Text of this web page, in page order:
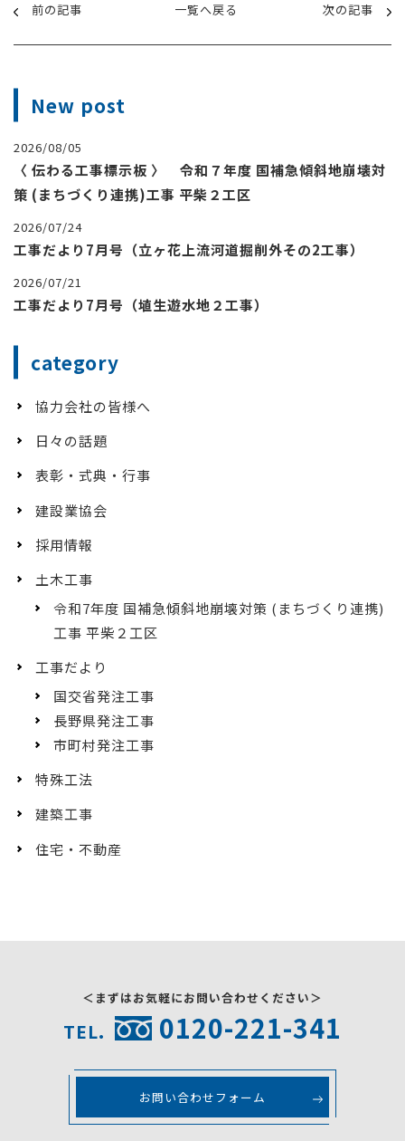
前の記事 一覧へ戻る 次の記事
New post
2026/08/05
〈 伝わる工事標示板 〉 令和７年度 国補急傾斜地崩壊対
策 (まちづくり連携)工事 平柴２工区
2026/07/24
工事だより7月号（立ヶ花上流河道掘削外その2工事）
2026/07/21
工事だより7月号（埴生遊水地２工事）
category
協力会社の皆様へ
日々の話題
表彰・式典・行事
建設業協会
採用情報
土木工事
令和7年度 国補急傾斜地崩壊対策 (まちづくり連携)
工事 平柴２工区
工事だより
国交省発注工事
長野県発注工事
市町村発注工事
特殊工法
建築工事
住宅・不動産
＜まずはお気軽にお問い合わせください＞
TEL. 0120-221-341
お問い合わせフォーム